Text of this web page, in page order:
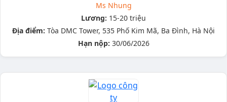
Ms Nhung
Lương: 15-20 triệu
Địa điểm: Tòa DMC Tower, 535 Phố Kim Mã, Ba Đình, Hà Nội
Hạn nộp: 30/06/2026